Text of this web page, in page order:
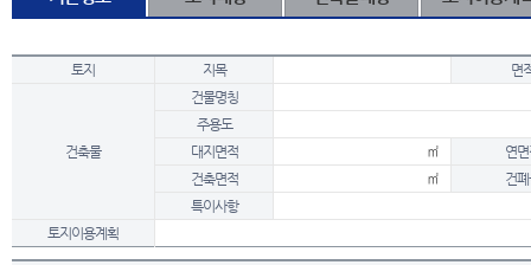
토지 지목 면
건축물
건물명칭
주용도
대지면적
㎡
연
건축면적
㎡
건
특이사항
토지이용계획